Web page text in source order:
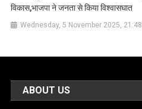
विकास,भाजपा ने जनता से किया विश्वासघात
Wednesday, 5 November 2025, 21:48
ABOUT US